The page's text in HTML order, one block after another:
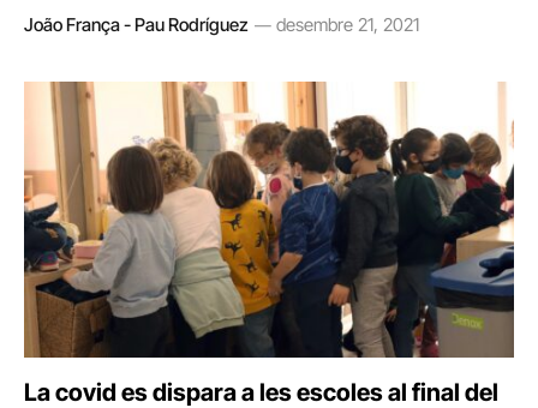
João França - Pau Rodríguez desembre 21, 2021
La covid es dispara a les escoles al final del